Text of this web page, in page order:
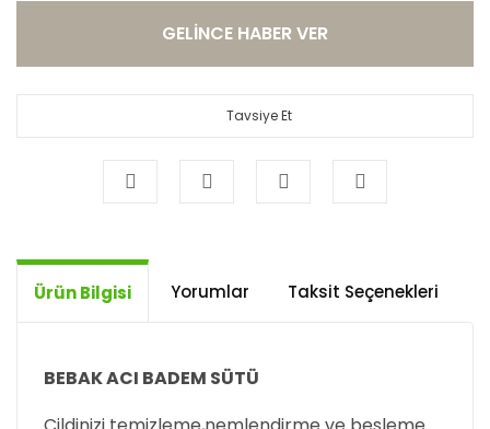
GELİNCE HABER VER
Tavsiye Et
Ürün Bilgisi Yorumlar Taksit Seçenekleri
BEBAK ACI BADEM SÜTÜ